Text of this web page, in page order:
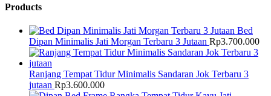
Products
Bed
Dipan Minimalis Jati Morgan Terbaru 3 Jutaan Rp3.700.000
Ranjang Tempat Tidur Minimalis Sandaran Jok Terbaru 3
jutaan Rp3.600.000